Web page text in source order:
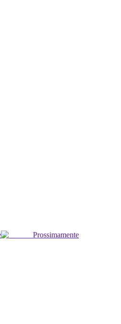
Prossimamente